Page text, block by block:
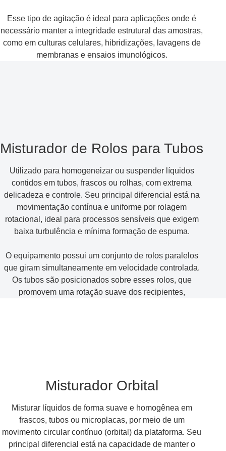
Esse tipo de agitação é ideal para aplicações onde é
necessário manter a integridade estrutural das amostras,
como em culturas celulares, hibridizações, lavagens de
membranas e ensaios imunológicos.
Misturador de Rolos para Tubos
Utilizado para homogeneizar ou suspender líquidos
contidos em tubos, frascos ou rolhas, com extrema
delicadeza e controle. Seu principal diferencial está na
movimentação contínua e uniforme por rolagem
rotacional, ideal para processos sensíveis que exigem
baixa turbulência e mínima formação de espuma.
O equipamento possui um conjunto de rolos paralelos
que giram simultaneamente em velocidade controlada.
Os tubos são posicionados sobre esses rolos, que
promovem uma rotação suave dos recipientes,
Misturador Orbital
Misturar líquidos de forma suave e homogênea em
frascos, tubos ou microplacas, por meio de um
movimento circular contínuo (orbital) da plataforma. Seu
principal diferencial está na capacidade de manter o